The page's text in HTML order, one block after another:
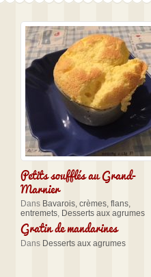
Petits soufflés au Grand-
Marnier
Dans Bavarois, crèmes, flans,
entremets, Desserts aux agrumes
Gratin de mandarines
Dans Desserts aux agrumes